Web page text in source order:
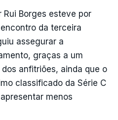
Borges esteve por
da terceira
assegurar a
graças a um
anfitriões, ainda que o
classificado da Série C
menos